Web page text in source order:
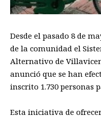
Desde el pasado 8 de
de la comunidad el
Alternativo de
anunció que se han
inscrito 1.730 personas
Esta iniciativa de